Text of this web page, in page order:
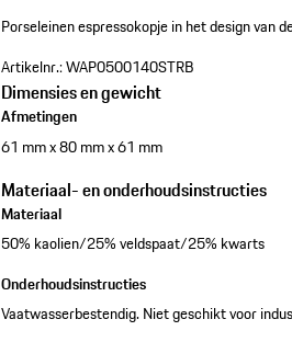
Porseleinen espressokopje in het design van
Artikelnr.:WAP0500140STRB
Dimensies en gewicht
Afmetingen
61 mm x 80 mm x 61 mm
Materiaal- en onderhoudsinstructies
Materiaal
50% kaolien/25% veldspaat/25% kwarts
Onderhoudsinstructies
Vaatwasserbestendig. Niet geschikt voor